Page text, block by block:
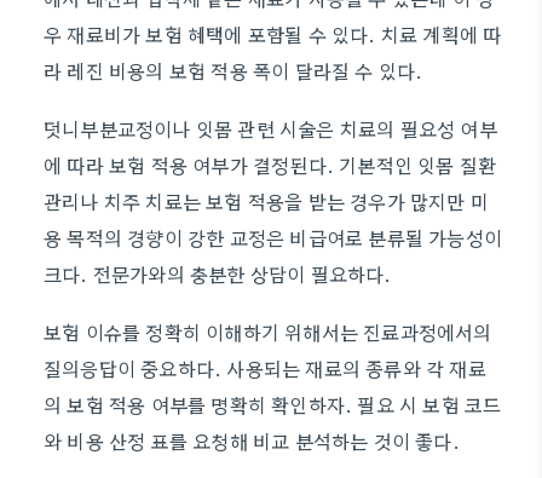
우 재료비가 보험 혜택에 포함될 수 있다. 치료 계획에 따
라 레진 비용의 보험 적용 폭이 달라질 수 있다.
덧니부분교정이나 잇몸 관련 시술은 치료의 필요성 여부
에 따라 보험 적용 여부가 결정된다. 기본적인 잇몸 질환
관리나 치주 치료는 보험 적용을 받는 경우가 많지만 미
용 목적의 경향이 강한 교정은 비급여로 분류될 가능성이
크다. 전문가와의 충분한 상담이 필요하다.
보험 이슈를 정확히 이해하기 위해서는 진료과정에서의
질의응답이 중요하다. 사용되는 재료의 종류와 각 재료
의 보험 적용 여부를 명확히 확인하자. 필요 시 보험 코드
와 비용 산정 표를 요청해 비교 분석하는 것이 좋다.